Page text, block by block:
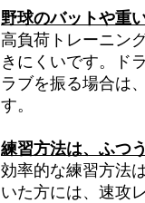
野球のバットや重
高負荷トレーニン
きにくいです。ド
ラブを振る場合は
す。
練習方法は、ふつ
効率的な練習方法
いた方には、速攻